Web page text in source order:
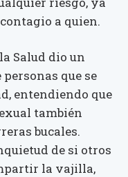
a quien.
Salud dio un
que se
entendiendo que
también
bucales.
de si otros
la vajilla,